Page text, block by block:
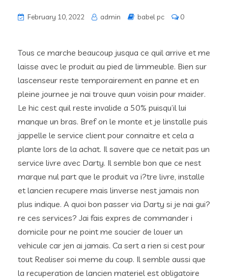
February 10, 2022 admin babel pc 0
Tous ce marche beaucoup jusqua ce quil arrive et me
laisse avec le produit au pied de limmeuble. Bien sur
lascenseur reste temporairement en panne et en
pleine journee je nai trouve quun voisin pour maider.
Le hic cest quil reste invalide a 50% puisqu’il lui
manque un bras. Bref on le monte et je linstalle puis
jappelle le service client pour connaitre et cela a
plante lors de la achat. Il savere que ce netait pas un
service livre avec Darty. Il semble bon que ce nest
marque nul part que le produit va i?tre livre, installe
et lancien recupere mais linverse nest jamais non
plus indique. A quoi bon passer via Darty si je nai gui?
re ces services? Jai fais expres de commander i
domicile pour ne point me soucier de louer un
vehicule car jen ai jamais. Ca sert a rien si cest pour
tout Realiser soi meme du coup. Il semble aussi que
la recuperation de lancien materiel est obligatoire